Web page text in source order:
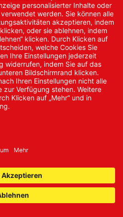
mbH | Alle Rechte
Mehrwertsteuer
Nachhaltigkeit